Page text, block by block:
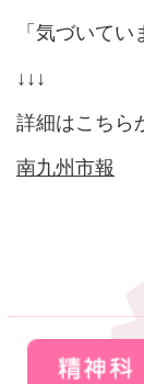
「気づいてい
↓↓↓
詳細はこちら
南九州市報